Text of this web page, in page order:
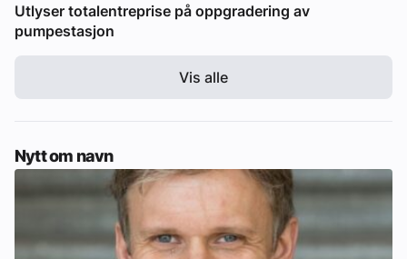
Utlyser totalentreprise på oppgradering av
pumpestasjon
Vis alle
Nytt om navn